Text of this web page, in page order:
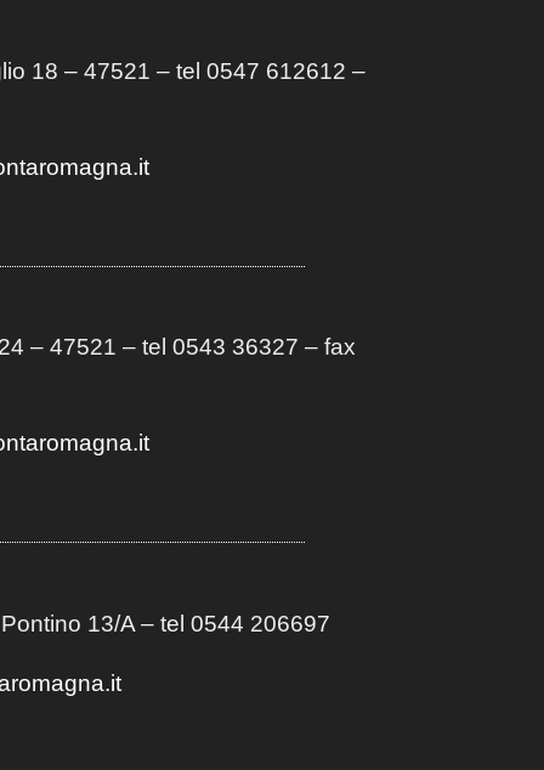
18 – 47521 – tel 0547 612612 –
– 47521 – tel 0543 36327 – fax
13/A– tel 0544 206697